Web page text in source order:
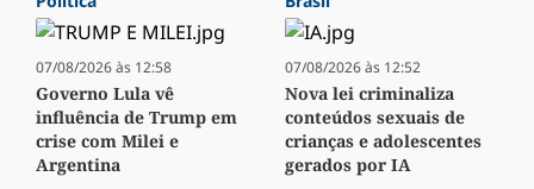
07/08/2026 às 12:58
Governo Lula vê
influência de Trump em
crise com Milei e
Argentina
07/08/2026 às 12:52
Nova lei criminaliza
conteúdos sexuais de
crianças e adolescentes
gerados por IA